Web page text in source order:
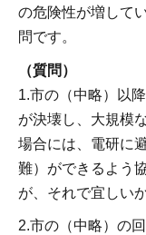
の危険性が増して
問です。
（質問）
1.市の（中略）以
が決壊し、大規模
場合には、電研に
難）ができるよう
が、それで宜しい
2.市の（中略）の